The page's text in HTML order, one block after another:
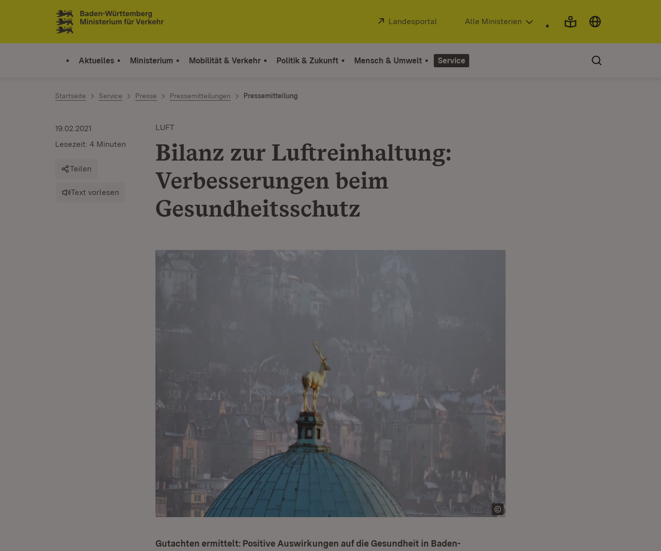
Zum Inhalt springen
Link zur Startseite
Extern:
Landesportal (Öffnet in neuem Fenster)
Alle Ministerien
Aktuelles Ministerium Mobilität & Verkehr Politik & Zukunft Mensch & Umwelt Service
Startseite Service Presse Pressemitteilungen Pressemitteilung
LUFT
Bilanz zur Luftreinhaltung:
Verbesserungen beim
Gesundheitsschutz
19.02.2021
Lesezeit: 4 Minuten
Teilen
Text vorlesen
Gutachten ermittelt: Positive Auswirkungen auf die Gesundheit in Baden-